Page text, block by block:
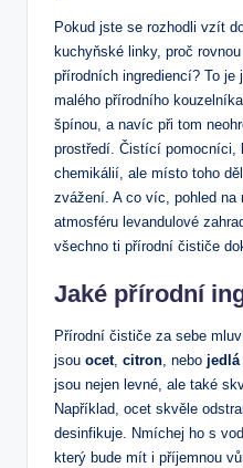
Pokud jste se rozhodli vzít
kuchyňské linky, proč
přírodních ingrediencí? To je
malého přírodního
špínou, a navíc při tom
prostředí. Čistící pomocníci,
chemikálií, ale místo toho
zvážení. A co víc, pohled na
atmosféru levandulové
všechno ti přírodní čističe
Jaké přírodní
Přírodní čističe za sebe
jsou ocet, citron, nebo jedlá
jsou nejen levné, ale také
Například, ocet skvěle
desinfikuje. Nmíchej ho s
který bude mít i příjemnou